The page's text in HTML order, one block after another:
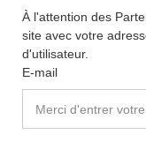
À l'attention des
site avec votre
d'utilisateur.
E-mail